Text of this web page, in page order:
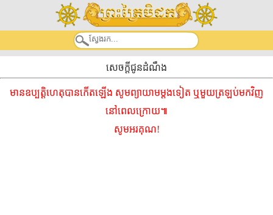
សេចក្តីជូនដំណឹង
មានឧប្បត្តិហេតុបានកើតឡើង សូមព្យាយាមម្ដងទៀត ឬមួយត្រឡប់មកវិញ
នៅពេលក្រោយ៕
សូមអរគុណ!